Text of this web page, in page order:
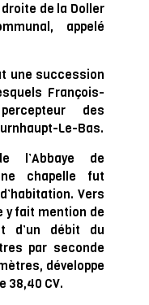
de la Doller
appelé
une succession
François-
des
Le-Bas.
l’Abbaye de
chapelle fut
Vers
y fait mention de
d’un débit du
par seconde
développe
38,40 CV.